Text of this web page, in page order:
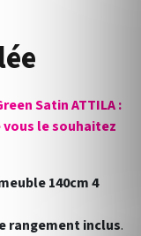
Satin ATTILA :
le souhaitez
140cm 4
rangement inclus.